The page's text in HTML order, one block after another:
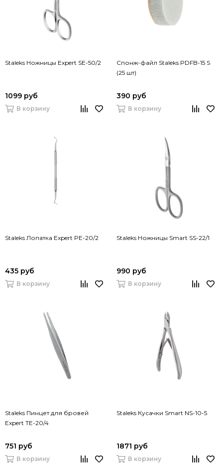
Staleks Ножницы Expert SE-50/2
1099 руб
В корзину
Спонж-файл Staleks PDFB-15 S
(25 шт)
390 руб
В корзину
Staleks Лопатка Expert PE-20/2
435 руб
В корзину
Staleks Ножницы Smart SS-22/1
990 руб
В корзину
Staleks Пинцет для бровей
Expert TE-20/4
751 руб
В корзину
Staleks Кусачки Smart NS-10-5
1871 руб
В корзину